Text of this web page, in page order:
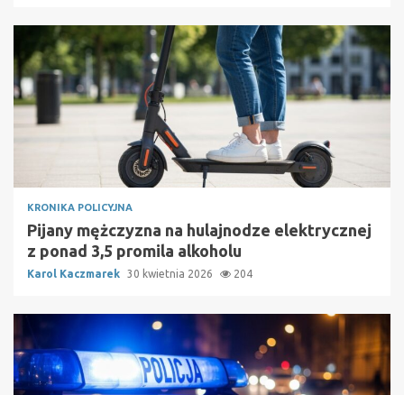
KRONIKA POLICYJNA
Pijany mężczyzna na hulajnodze elektrycznej
z ponad 3,5 promila alkoholu
Karol Kaczmarek 30 kwietnia 2026 204